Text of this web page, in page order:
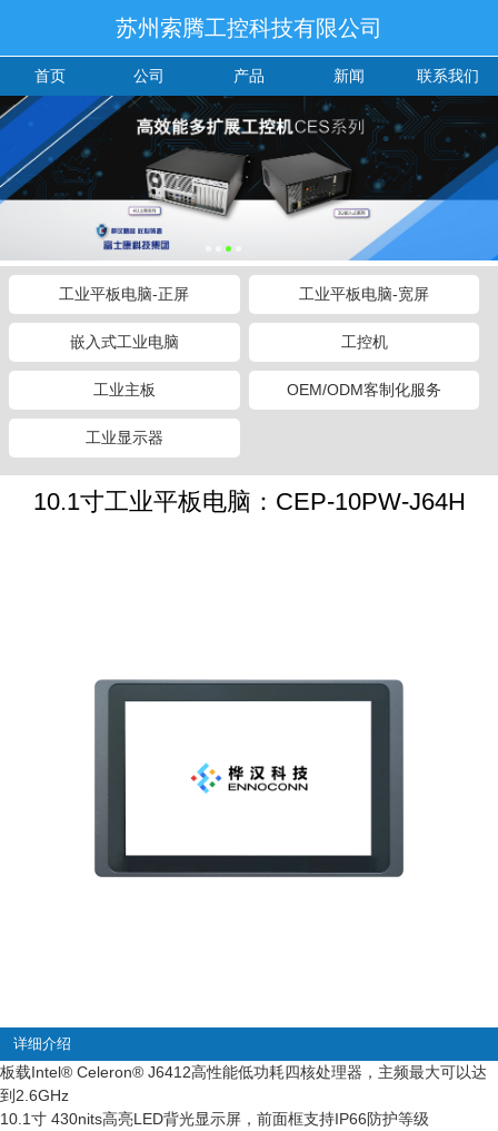
苏州索腾工控科技有限公司
首页 公司 产品 新闻 联系我们
工业平板电脑-正屏 工业平板电脑-宽屏
嵌入式工业电脑 工控机
工业主板 OEM/ODM客制化服务
工业显示器
10.1寸工业平板电脑：CEP-10PW-J64H
详细介绍
板载Intel® Celeron® J6412高性能低功耗四核处理器，主频最大可以达
到2.6GHz
10.1寸 430nits高亮LED背光显示屏，前面框支持IP66防护等级